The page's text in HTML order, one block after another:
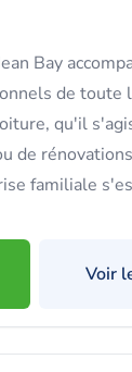
Bay
de toute
qu'il
de
familiale
Voir